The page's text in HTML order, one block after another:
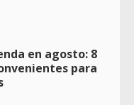
en agosto: 8
para